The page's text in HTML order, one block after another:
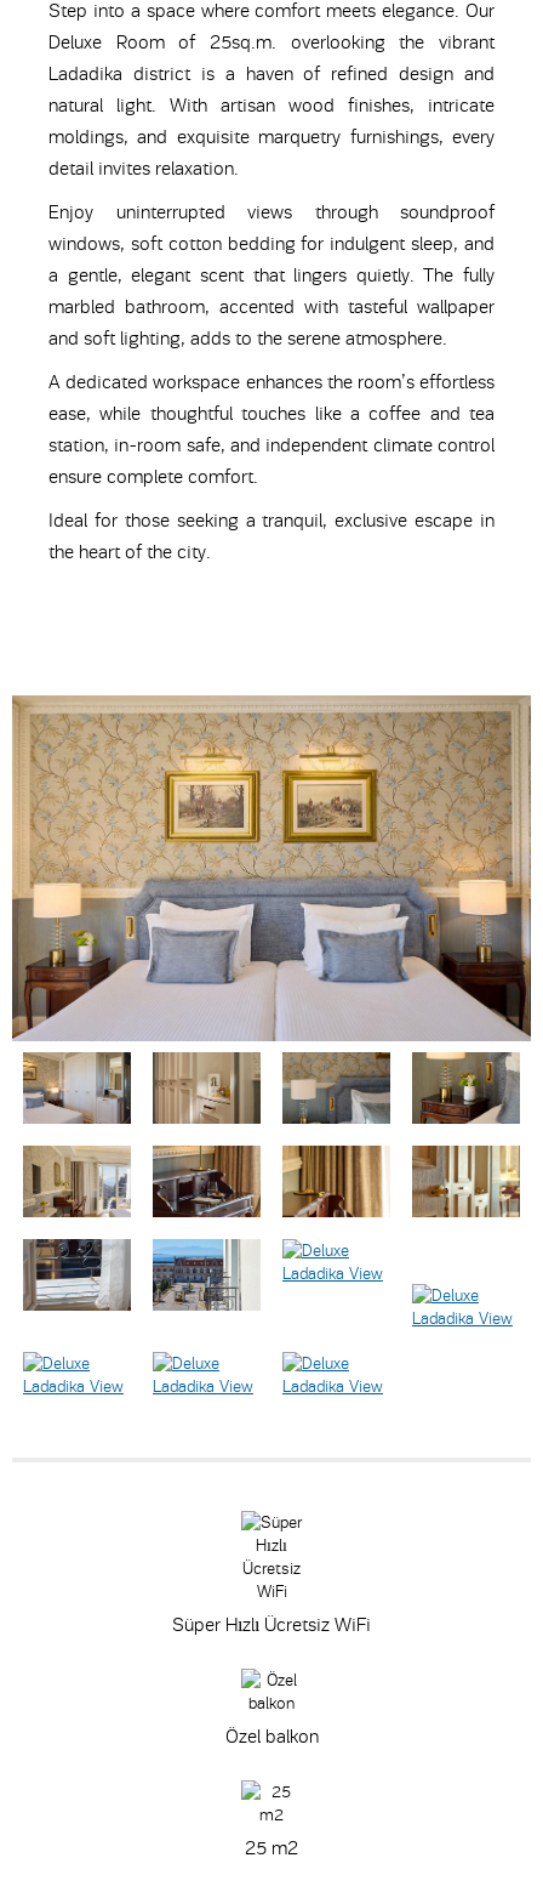
Step into a space where comfort meets elegance. Our
Deluxe Room of 25sq.m. overlooking the vibrant
Ladadika district is a haven of refined design and
natural light. With artisan wood finishes, intricate
moldings, and exquisite marquetry furnishings, every
detail invites relaxation.
Enjoy uninterrupted views through soundproof
windows, soft cotton bedding for indulgent sleep, and
a gentle, elegant scent that lingers quietly. The fully
marbled bathroom, accented with tasteful wallpaper
and soft lighting, adds to the serene atmosphere.
A dedicated workspace enhances the room’s effortless
ease, while thoughtful touches like a coffee and tea
station, in-room safe, and independent climate control
ensure complete comfort.
Ideal for those seeking a tranquil, exclusive escape in
the heart of the city.
Süper Hızlı Ücretsiz WiFi
Özel balkon
25 m2